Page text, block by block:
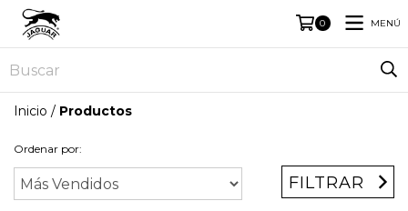
0 MENÚ
Inicio / Productos
Ordenar por:
FILTRAR